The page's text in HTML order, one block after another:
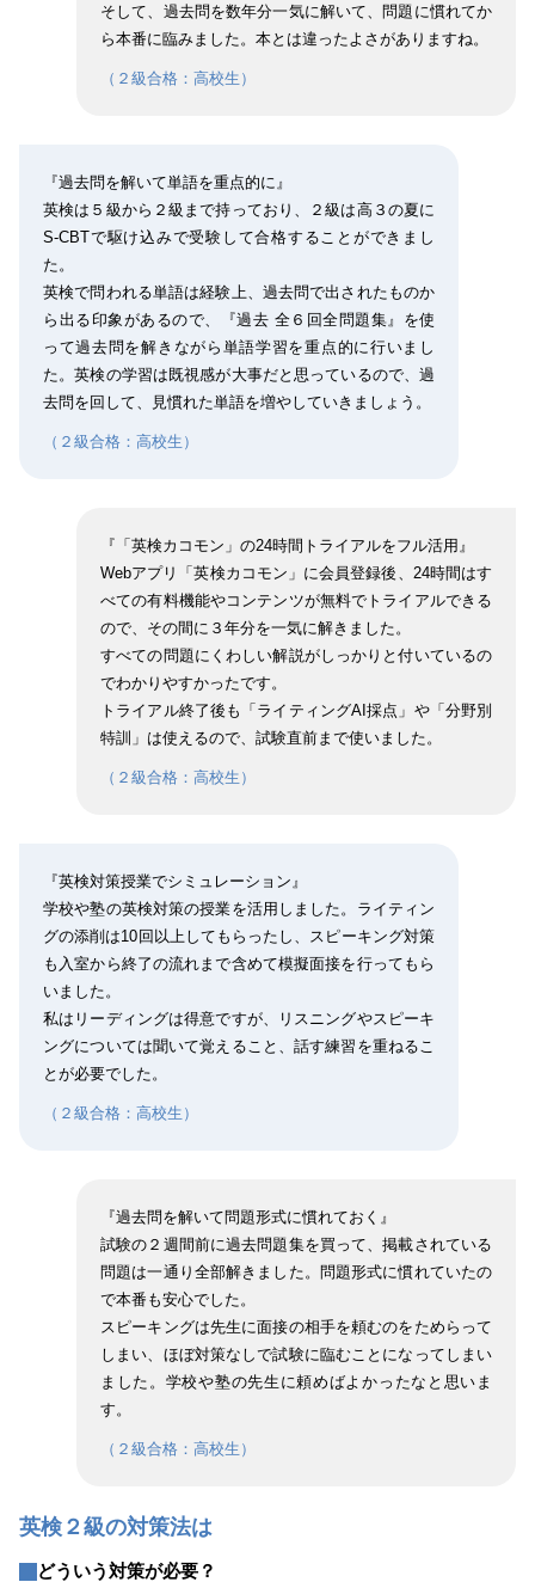
そして、過去問を数年分一気に解いて、問題に慣れてか
ら本番に臨みました。本とは違ったよさがありますね。
（２級合格：高校生）
『過去問を解いて単語を重点的に』
英検は５級から２級まで持っており、２級は高３の夏に
S-CBTで駆け込みで受験して合格することができまし
た。
英検で問われる単語は経験上、過去問で出されたものか
ら出る印象があるので、『過去 全６回全問題集』を使
って過去問を解きながら単語学習を重点的に行いまし
た。英検の学習は既視感が大事だと思っているので、過
去問を回して、見慣れた単語を増やしていきましょう。
（２級合格：高校生）
『「英検カコモン」の24時間トライアルをフル活用』
Webアプリ「英検カコモン」に会員登録後、24時間はす
べての有料機能やコンテンツが無料でトライアルできる
ので、その間に３年分を一気に解きました。
すべての問題にくわしい解説がしっかりと付いているの
でわかりやすかったです。
トライアル終了後も「ライティングAI採点」や「分野別
特訓」は使えるので、試験直前まで使いました。
（２級合格：高校生）
『英検対策授業でシミュレーション』
学校や塾の英検対策の授業を活用しました。ライティン
グの添削は10回以上してもらったし、スピーキング対策
も入室から終了の流れまで含めて模擬面接を行ってもら
いました。
私はリーディングは得意ですが、リスニングやスピーキ
ングについては聞いて覚えること、話す練習を重ねるこ
とが必要でした。
（２級合格：高校生）
『過去問を解いて問題形式に慣れておく』
試験の２週間前に過去問題集を買って、掲載されている
問題は一通り全部解きました。問題形式に慣れていたの
で本番も安心でした。
スピーキングは先生に面接の相手を頼むのをためらって
しまい、ほぼ対策なしで試験に臨むことになってしまい
ました。学校や塾の先生に頼めばよかったなと思いま
す。
（２級合格：高校生）
英検２級の対策法は
どういう対策が必要？